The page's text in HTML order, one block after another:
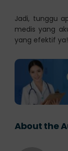
Jadi, tunggu
medis yang
yang efektif ya!
About the